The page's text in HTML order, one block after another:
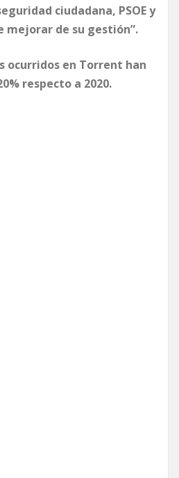
ciudadana, PSOE y
mejorar de su gestión”.
ocurridos en Torrent han
respecto a 2020.